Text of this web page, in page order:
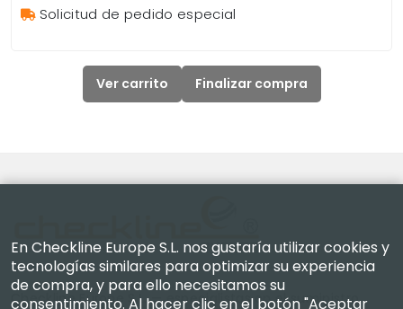
Solicitud de pedido especial
Ver carrito Finalizar compra
Checkline Europe S.L. — especialistas en el suministro,
En Checkline Europe S.L. nos gustaría utilizar cookies y
tecnologías similares para optimizar su experiencia
de compra, y para ello necesitamos su
consentimiento. Al hacer clic en el botón "Aceptar